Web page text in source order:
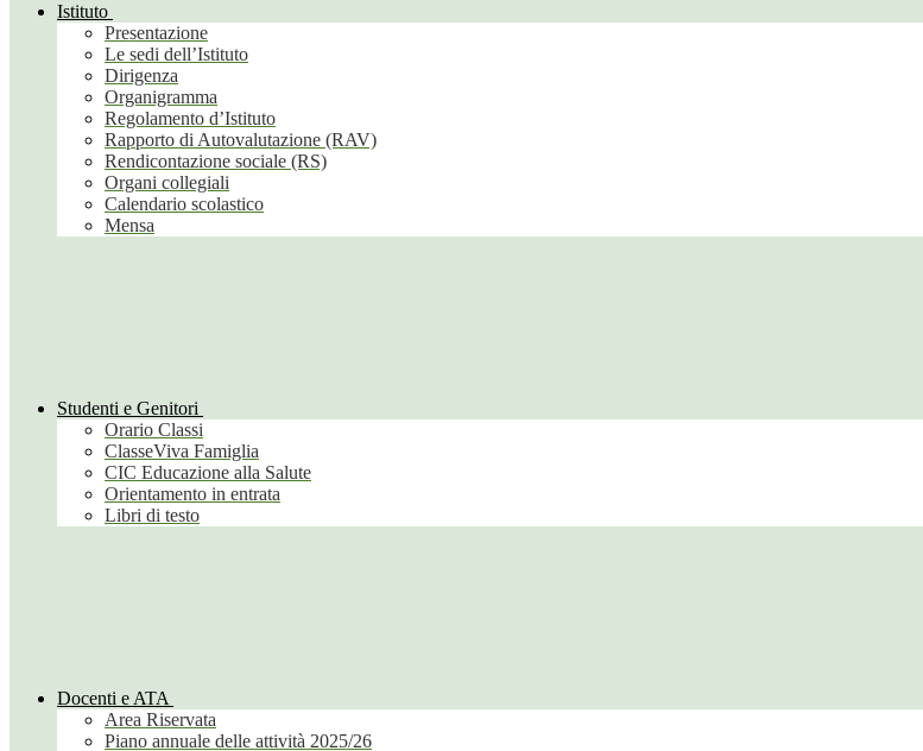
Istituto
Presentazione
Le sedi dell’Istituto
Dirigenza
Organigramma
Regolamento d’Istituto
Rapporto di Autovalutazione (RAV)
Rendicontazione sociale (RS)
Organi collegiali
Calendario scolastico
Mensa
Studenti e Genitori
Orario Classi
ClasseViva Famiglia
CIC Educazione alla Salute
Orientamento in entrata
Libri di testo
Docenti e ATA
Area Riservata
Piano annuale delle attività 2025/26